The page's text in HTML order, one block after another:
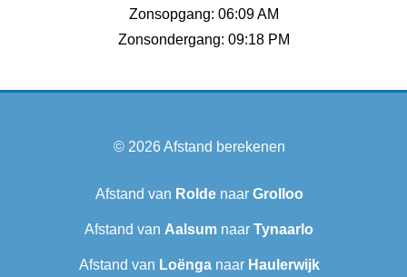
Zonsopgang: 06:09 AM
Zonsondergang: 09:18 PM
© 2026Afstand berekenen
Afstand van Roldenaar Grolloo
Afstand van Aalsum naar Tynaarlo
Afstand van Loënganaar Haulerwijk